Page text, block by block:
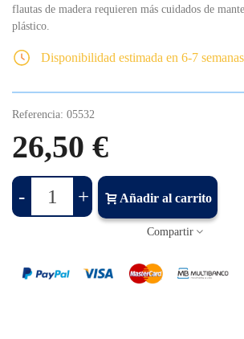
flautas de madera requieren más cuidados de
plástico.
Disponibilidad estimada en 6-7
Referencia: 05532
26,50 €
- + Añadir al carrito
Compartir